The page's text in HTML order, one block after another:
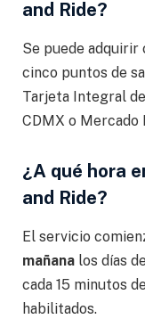
and Ride?
Se puede
cinco puntos de
Tarjeta Integral
CDMX o Mercado
¿A qué hora
and Ride?
El servicio
mañana los días
cada 15 minutos
habilitados.